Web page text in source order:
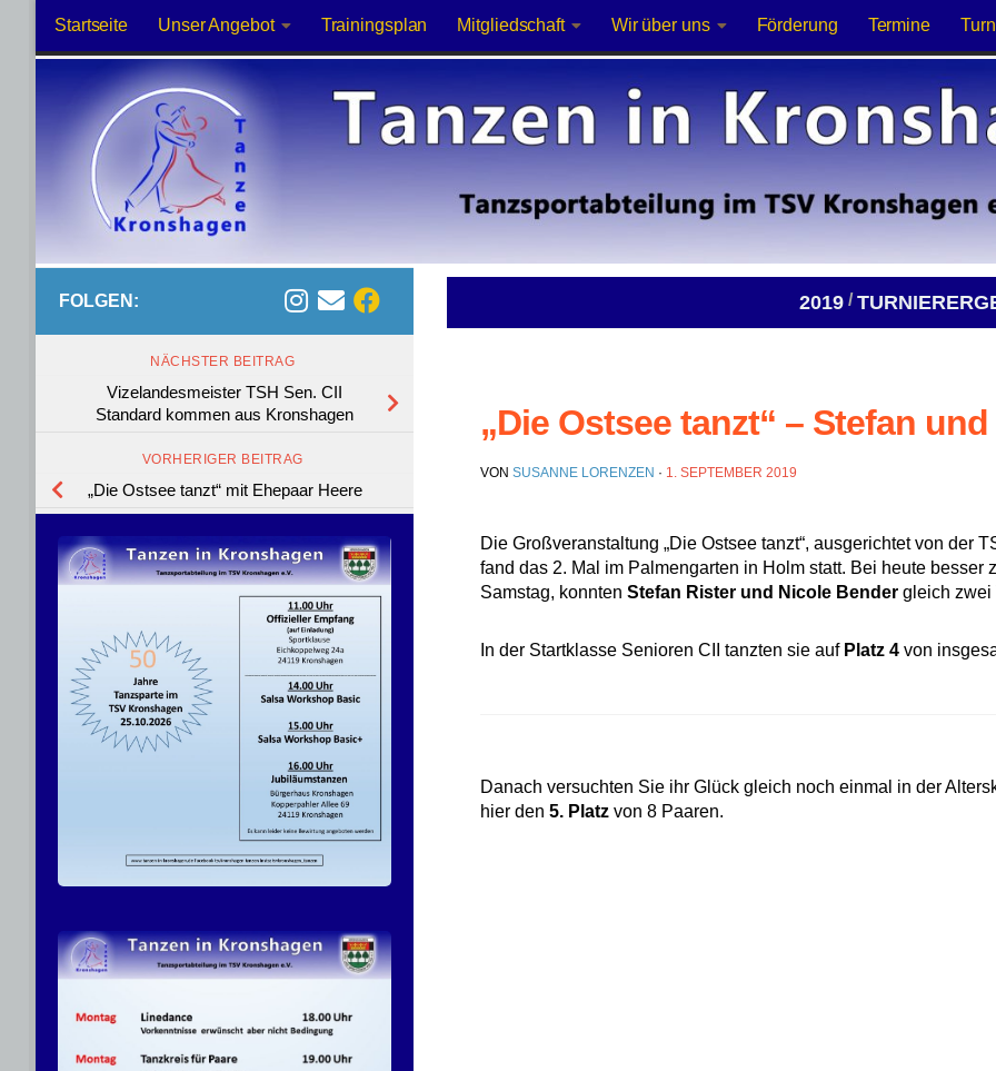
Zum Inhalt springen
Startseite Unser Angebot Trainingsplan Mitgliedschaft Wir über uns Förderung Termine
2019 /
„Die Ostsee tanzt“ – Stefan
VON SUSANNE LORENZEN · 1. SEPTEMBER 2019
Die Großveranstaltung „Die Ostsee tanzt“, ausgerichtet von der
fand das 2. Mal im Palmengarten in Holm statt. Bei heute besser
Samstag, konnten Stefan Rister und Nicole Bender gleich zwei
In der Startklasse Senioren CII tanzten sie auf Platz 4 von
Danach versuchten Sie ihr Glück gleich noch einmal in der
hier den 5. Platz von 8 Paaren.
FOLGEN:
NÄCHSTER BEITRAG
Vizelandesmeister TSH Sen. CII
Standard kommen aus Kronshagen
VORHERIGER BEITRAG
„Die Ostsee tanzt“ mit Ehepaar Heere